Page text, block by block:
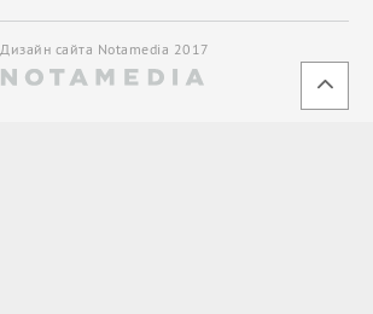
Дизайн сайта Notamedia 2017